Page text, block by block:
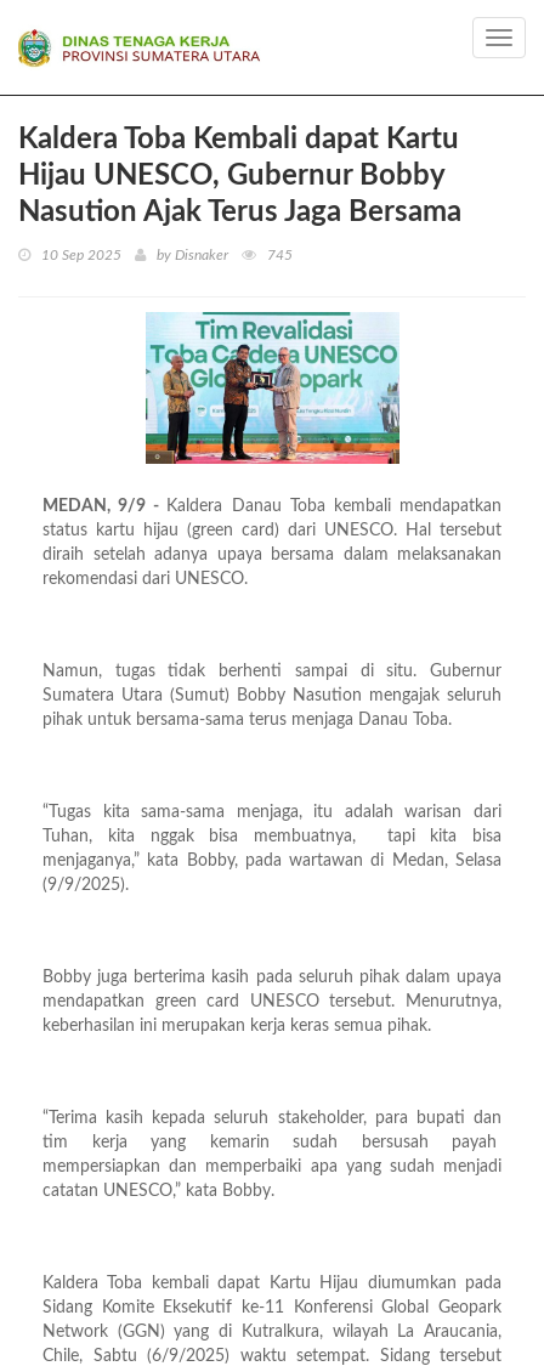
Kaldera Toba Kembali dapat Kartu
Hijau UNESCO, Gubernur Bobby
Nasution Ajak Terus Jaga Bersama
10 Sep 2025 by Disnaker 745
MEDAN, 9/9 - Kaldera Danau Toba kembali mendapatkan
status kartu hijau (green card) dari UNESCO. Hal tersebut
diraih setelah adanya upaya bersama dalam melaksanakan
rekomendasi dari UNESCO.
Namun, tugas tidak berhenti sampai di situ. Gubernur
Sumatera Utara (Sumut) Bobby Nasution mengajak seluruh
pihak untuk bersama-sama terus menjaga Danau Toba.
“Tugas kita sama-sama menjaga, itu adalah warisan dari
Tuhan, kita nggak bisa membuatnya, tapi kita bisa
menjaganya,” kata Bobby, pada wartawan di Medan, Selasa
(9/9/2025).
Bobby juga berterima kasih pada seluruh pihak dalam upaya
mendapatkan green card UNESCO tersebut. Menurutnya,
keberhasilan ini merupakan kerja keras semua pihak.
“Terima kasih kepada seluruh stakeholder, para bupati dan
tim kerja yang kemarin sudah bersusah payah
mempersiapkan dan memperbaiki apa yang sudah menjadi
catatan UNESCO,” kata Bobby.
Kaldera Toba kembali dapat Kartu Hijau diumumkan pada
Sidang Komite Eksekutif ke-11 Konferensi Global Geopark
Network (GGN) yang di Kutralkura, wilayah La Araucania,
Chile, Sabtu (6/9/2025) waktu setempat. Sidang tersebut